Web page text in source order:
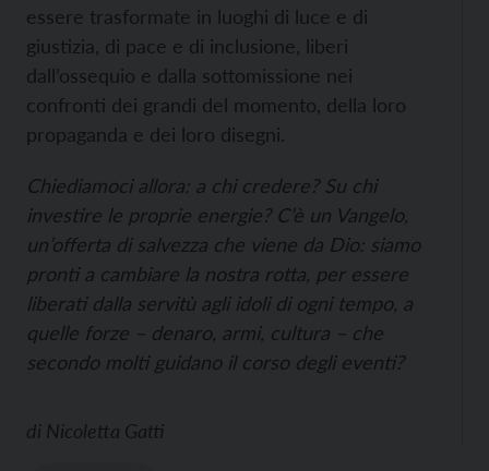
essere trasformate in luoghi di luce e di
giustizia, di pace e di inclusione, liberi
dall’ossequio e dalla sottomissione nei
confronti dei grandi del momento, della loro
propaganda e dei loro disegni.
Chiediamoci allora: a chi credere? Su chi
investire le proprie energie? C’è un Vangelo,
un’offerta di salvezza che viene da Dio: siamo
pronti a cambiare la nostra rotta, per essere
liberati dalla servitù agli idoli di ogni tempo, a
quelle forze – denaro, armi, cultura – che
secondo molti guidano il corso degli eventi?
di Nicoletta Gatti